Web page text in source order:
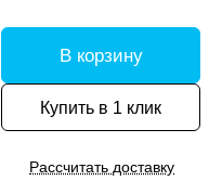
В корзину
Купить в 1 клик
Рассчитать доставку